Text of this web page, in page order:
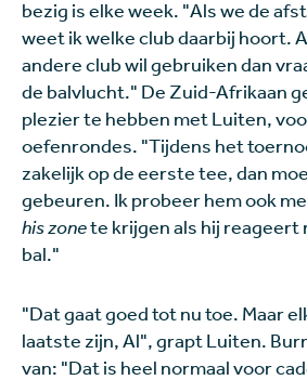
bezig is elke week. "Als we de
weet ik welke club daarbij hoort.
andere club wil gebruiken dan
de balvlucht." De Zuid-Afrikaan
plezier te hebben met Luiten,
oefenrondes. "Tijdens het
zakelijk op de eerste tee, dan
gebeuren. Ik probeer hem ook
his zonete krijgen als hij reageert
bal."
"Dat gaat goed tot nu toe. Maar
laatste zijn, Al", grapt Luiten.
van: "Dat is heel normaal voor